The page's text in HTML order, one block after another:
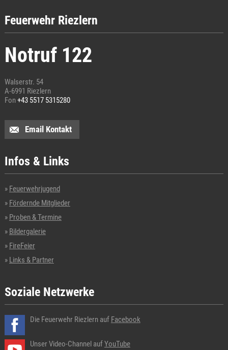
Feuerwehr Riezlern
Notruf 122
Walserstr. 54
A-6991 Riezlern
Fon+43 5517 5315280
Email Kontakt
Infos & Links
Feuerwehrjugend
Fördernde Mitglieder
Proben & Termine
Bildergalerie
FireFeier
Links & Partner
Soziale Netzwerke
Die Feuerwehr Riezlern auf Facebook
Unser Video-Channel auf YouTube